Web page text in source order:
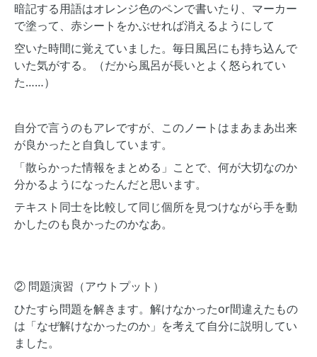
暗記する用語はオレンジ色のペンで書いたり、マーカー
で塗って、赤シートをかぶせれば消えるようにして
空いた時間に覚えていました。毎日風呂にも持ち込んで
いた気がする。（だから風呂が長いとよく怒られてい
た……）
自分で言うのもアレですが、このノートはまあまあ出来
が良かったと自負しています。
「散らかった情報をまとめる」ことで、何が大切なのか
分かるようになったんだと思います。
テキスト同士を比較して同じ個所を見つけながら手を動
かしたのも良かったのかなあ。
② 問題演習（アウトプット）
ひたすら問題を解きます。解けなかったor間違えたもの
は「なぜ解けなかったのか」を考えて自分に説明してい
ました。